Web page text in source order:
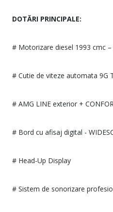
DOTĂRI PRINCIPALE:
# Motorizare diesel 1993 cmc –
# Cutie de viteze automata 9G
# AMG LINE exterior +
# Bord cu afisaj digital -
# Head-Up Display
# Sistem de sonorizare